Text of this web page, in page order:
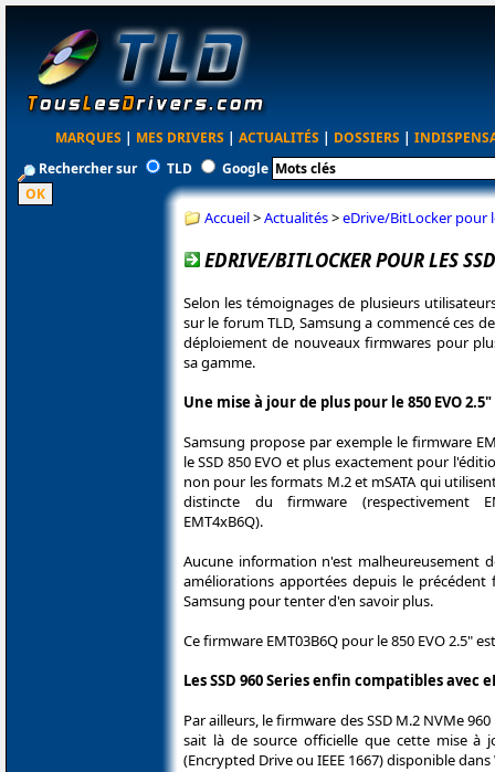
MARQUES | MES DRIVERS | ACTUALITÉS | DOSSIERS |
Rechercher sur
TLD Google
Accueil>Actualités>eDrive/BitLocker pour
EDRIVE/BITLOCKER POUR LES
Selon les témoignages de plusieurs
sur le forum TLD, Samsung a commencé ces
déploiement de nouveaux firmwares pour
sa gamme.
Une mise à jour de plus pour le 850 EVO 2.5"
Samsung propose par exemple le firmware
le SSD 850 EVO et plus exactement pour
non pour les formats M.2 et mSATA qui
distincte du firmware (respectivement
EMT4xB6Q).
Aucune information n'est malheureusement
améliorations apportées depuis le
Samsung pour tenter d'en savoir plus.
Ce firmware EMT03B6Q pour le 850 EVO 2.5"
Les SSD 960 Series enfin compatibles avec
Par ailleurs, le firmware des SSD M.2 NVMe
sait là de source officielle que cette mise à
(Encrypted Drive ou IEEE 1667) disponible